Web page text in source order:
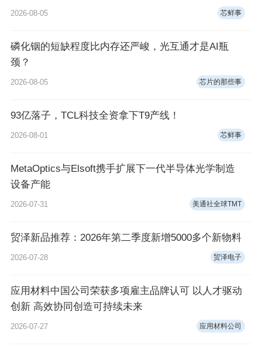
2026-08-05 芯鲜事
磷化铟的短缺程度比内存还严峻，光互通才是AI瓶
颈？
2026-08-05 芯片的那些事
93亿落子，TCL科技全资拿下T9产线！
2026-08-01 芯鲜事
MetaOptics与Elsoft携手扩展下一代半导体光学制造
设备产能
2026-07-31 美通社全球TMT
贸泽新品推荐：2026年第二季度新增5000多个新物料
2026-07-28 贸泽电子
应用材料中国公司荣获多项雇主品牌认可 以人才驱动
创新 高效协同创造可持续未来
2026-07-27 应用材料公司